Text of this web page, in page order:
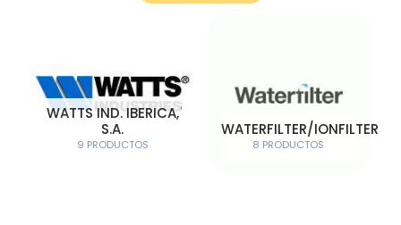
WATTS IND. IBERICA,
S.A.
9 PRODUCTOS
WATERFILTER/IONFILTER
8 PRODUCTOS